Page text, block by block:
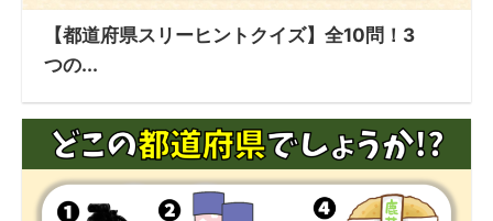
【都道府県スリーヒントクイズ】全10問！3
つの...